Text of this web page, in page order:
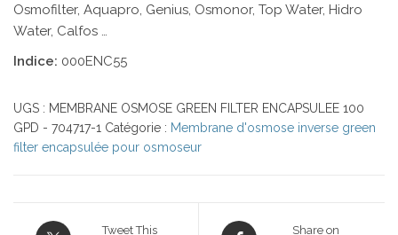
Osmofilter, Aquapro, Genius, Osmonor, Top Water, Hidro
Water, Calfos …
Indice: 000ENC55
UGS : MEMBRANE OSMOSE GREEN FILTER ENCAPSULEE 100
GPD - 704717-1 Catégorie : Membrane d'osmose inverse green
filter encapsulée pour osmoseur
Tweet This
Share on